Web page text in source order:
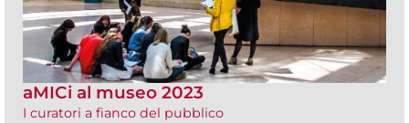
aMICi al museo 2023
I curatori a fianco del pubblico